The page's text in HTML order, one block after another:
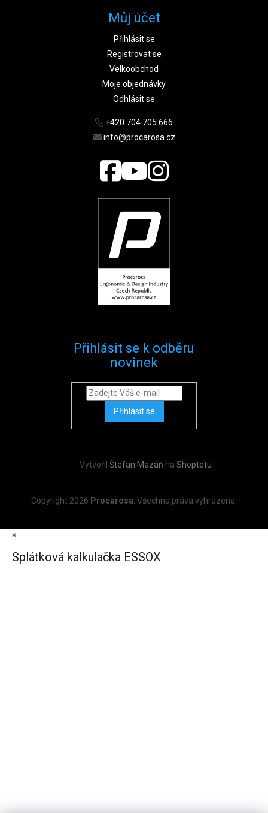
Můj účet
Přihlásit se
Registrovat se
Velkoobchod
Moje objednávky
Odhlásit se
+420 704 705 666
info@procarosa.cz
Přihlásit se k odběru
novinek
Přihlásit se
Vytvořil Štefan Mazáň na Shoptetu
Copyright 2026 Procarosa . Všechna práva vyhrazena.
×
Splátková kalkulačka ESSOX